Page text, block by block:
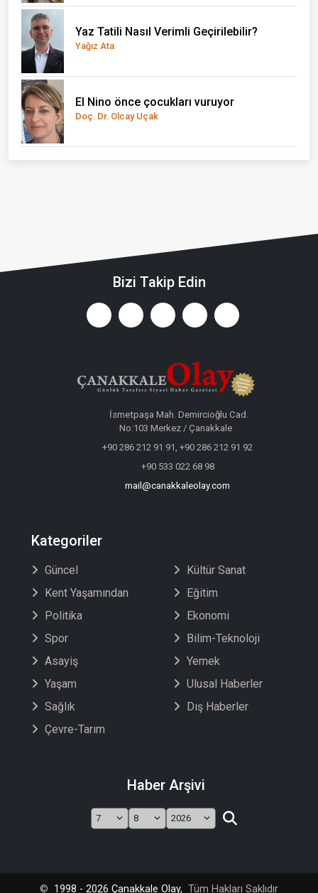
Yaz Tatili Nasıl Verimli Geçirilebilir?
Yağız Ata
El Nino önce çocukları vuruyor
Doç. Dr. Olcay Uçak
Bizi Takip Edin
İsmetpaşa Mah. Demircioğlu Cad.
No:103 Merkez / Çanakkale
+90 286 212 91 91, +90 286 212 91 92
+90 533 022 68 98
mail@canakkaleolay.com
Kategoriler
Güncel
Kent Yaşamından
Politika
Spor
Asayiş
Yaşam
Sağlık
Çevre-Tarım
Kültür Sanat
Eğitim
Ekonomi
Bilim-Teknoloji
Yemek
Ulusal Haberler
Dış Haberler
Haber Arşivi
© 1998 - 2026 Çanakkale Olay, Tüm Hakları Saklıdır